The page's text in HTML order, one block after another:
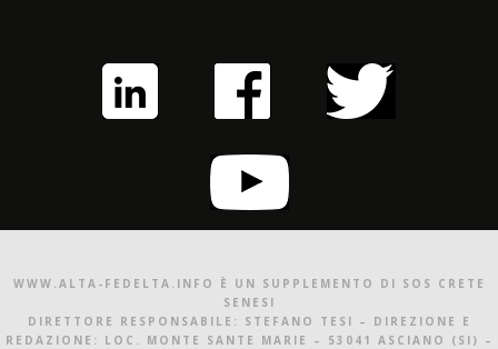
WWW.ALTA-FEDELTA.INFO È UN SUPPLEMENTO DI SOS CRETE
SENESI
DIRETTORE RESPONSABILE: STEFANO TESI – DIREZIONE E
REDAZIONE: LOC. MONTE SANTE MARIE – 53041 ASCIANO (SI) –